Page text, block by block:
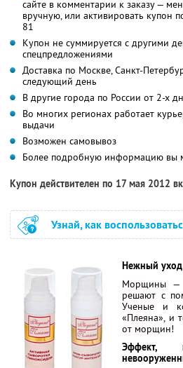
сайте в комментарии к заказу —
вручную, или активировать купон
81
Купон не суммируется с другими
спецпредложениями
Доставка по Москве, Санкт-
следующий день
В другие города по России от 2-х
Во многих регионах работает
выдачи
Возможен самовывоз
Более подробную информацию вы
Купон действителен по 17 мая 2012
Узнай, как
Нежный
Морщины —
решают с
Ученые и
«Плеяна», и
от морщин!
Эффект,